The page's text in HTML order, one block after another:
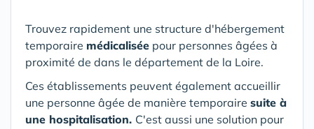
Trouvez rapidement une structure d'hébergement
temporaire médicalisée pour personnes âgées à
proximité de dans le département de la Loire.
Ces établissements peuvent également accueillir
une personne âgée de manière temporaire suite à
une hospitalisation. C'est aussi une solution pour